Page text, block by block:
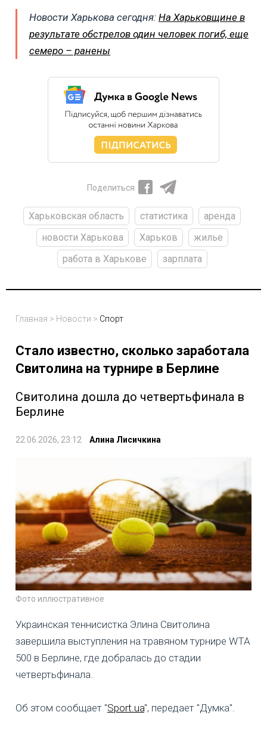
Новости Харькова сегодня: На Харьковщине в
результате обстрелов один человек погиб, еще
семеро – ранены
Поделиться
Харьковская область статистика
аренда
новости Харькова
Харьков
жилье
работа в Харькове
зарплата
Главная > Новости > Спорт
Стало известно, сколько заработала
Свитолина на турнире в Берлине
Свитолина дошла до четвертьфинала в
Берлине
22.06.2026, 23:12 Алина Лисичкина
Фото иллюстративное
Украинская теннисистка Элина Свитолина
завершила выступления на травяном турнире WTA
500 в Берлине, где добралась до стадии
четвертьфинала.
Об этом сообщает "Sport.ua", передает "Думка".